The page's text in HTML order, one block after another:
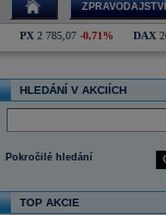
ZPRAVODAJSTVÍ
PX 2 785,07 -0,71% DAX
HLEDÁNÍ V AKCIÍCH
Pokročilé hledání
TOP AKCIE